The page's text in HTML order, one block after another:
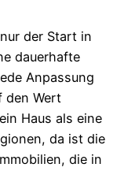
der Start in
dauerhafte
Anpassung
den Wert
Haus als eine
da ist die
die in